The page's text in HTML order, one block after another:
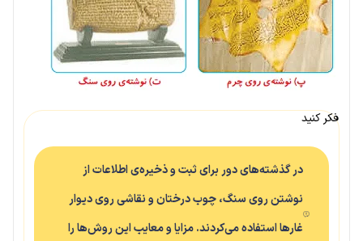
فکر کنید
در گذشته‌های دور برای ثبت و ذخیره‌ی اطلاعات از
نوشتن روی سنگ، چوب درختان و نقاشی روی دیوار
غارها استفاده می‌کردند. مزایا و معایب این روش‌ها را